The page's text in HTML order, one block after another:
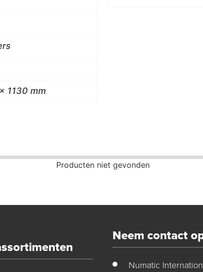
1130 mm
Producten niet gevonden
Neem contact
Numatic